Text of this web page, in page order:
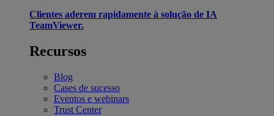
Clientes aderem rapidamente à solução de IA
TeamViewer.
Recursos
Blog
Cases de sucesso
Eventos e webinars
Trust Center